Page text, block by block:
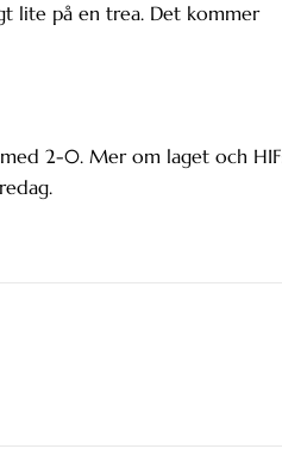
lite på en trea. Det kommer
2-0. Mer om laget och